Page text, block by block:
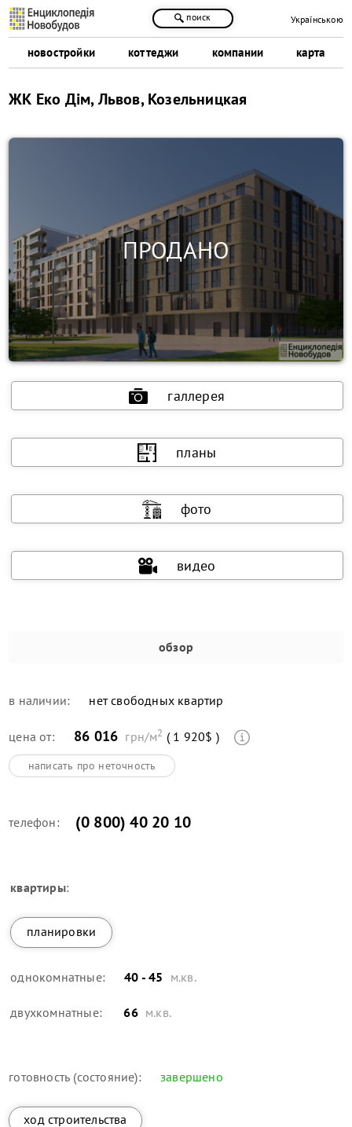
новостройки коттеджи компании карта
поиск Українською
ЖК Еко Дім, Львов, Козельницкая
галлерея
планы
фото
видео
обзор
в наличии: нет свободных квартир
цена от: 86 016 грн/м2 ( 1 920$ )
написать про неточность
телефон: (0 800) 40 20 10
квартиры:
планировки
однокомнатные: 40 - 45 м.кв.
двухкомнатные: 66 м.кв.
готовность (состояние): завершено
ход строительства